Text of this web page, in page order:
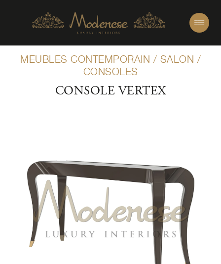
MEUBLES CONTEMPORAIN / SALON /
CONSOLES
CONSOLE VERTEX